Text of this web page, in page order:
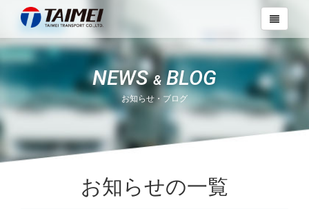
NEWS&BLOG
お知らせ・ブログ
お知らせの一覧